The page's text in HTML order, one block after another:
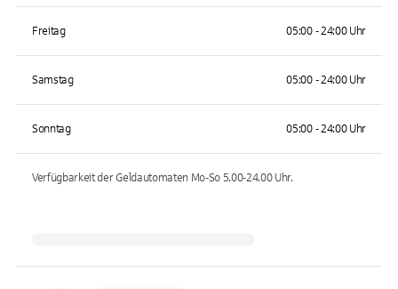
Freitag 05:00 - 24:00 Uhr
Samstag 05:00 - 24:00 Uhr
Sonntag 05:00 - 24:00 Uhr
Verfügbarkeit der Geldautomaten Mo-So 5.00-24.00Uhr.